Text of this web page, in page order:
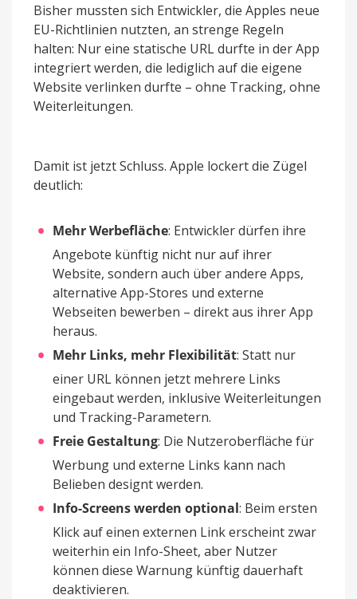
Bisher mussten sich Entwickler, die Apples neue
EU-Richtlinien nutzten, an strenge Regeln
halten: Nur eine statische URL durfte in der App
integriert werden, die lediglich auf die eigene
Website verlinken durfte – ohne Tracking, ohne
Weiterleitungen.
Damit ist jetzt Schluss. Apple lockert die Zügel
deutlich:
Mehr Werbefläche: Entwickler dürfen ihre
Angebote künftig nicht nur auf ihrer
Website, sondern auch über andere Apps,
alternative App-Stores und externe
Webseiten bewerben – direkt aus ihrer App
heraus.
Mehr Links, mehr Flexibilität: Statt nur
einer URL können jetzt mehrere Links
eingebaut werden, inklusive Weiterleitungen
und Tracking-Parametern.
Freie Gestaltung: Die Nutzeroberfläche für
Werbung und externe Links kann nach
Belieben designt werden.
Info-Screens werden optional: Beim ersten
Klick auf einen externen Link erscheint zwar
weiterhin ein Info-Sheet, aber Nutzer
können diese Warnung künftig dauerhaft
deaktivieren.